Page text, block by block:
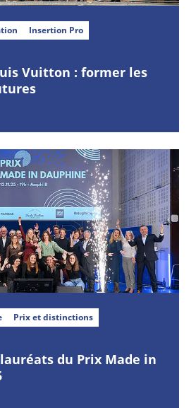
Insertion Pro
Vuitton : former les
Prix et distinctions
du Prix Made in